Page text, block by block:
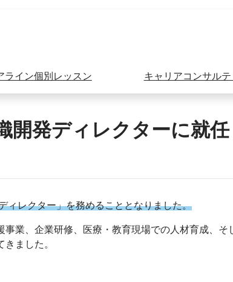
ライン個別レッスン キャリアコンサル
発ディレクターに就
ィレクター」を務めることとなりました。
業、企業研修、医療・教育現場での人材育成、
ました。